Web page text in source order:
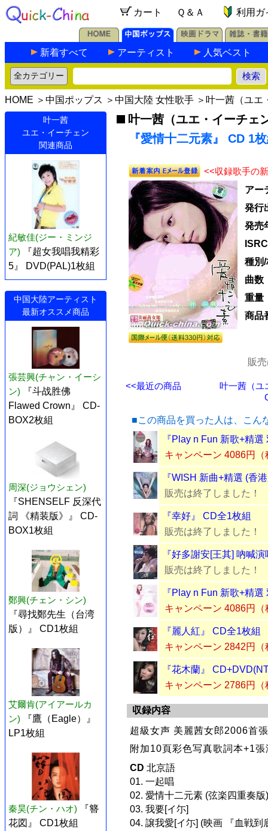
カート Ｑ＆Ａ 利用ガ
新着すべて アーティスト 人気ベスト
HOME ＞ 中国ポップス ＞ 中国大陸 女性歌手 ＞ 叶一茜（ユエ
叶一茜
ユエ・イーチェン
関連商品
紀敏佳(ジー・ミンジ
ア)
『超女我唱我精彩
5』 DVD(PAL)1枚組
中国大陸アーティスト
最新オススメ商品
張芸興(チャン・イーシ
ン)
『斗战胜佛
Flawed Crown』 CD-
BOX2枚組
周深(ジョウシェン)
『SHENSELF 反深代
詞 《精装版》』 CD-
BOX1枚組
鄭興(チェン・シン)
『尋找鄭先生（台湾
版）』 CD1枚組
艾爾肯(アイアールカ
ン)
『鷹（Eagle）』
LP1枚組
秦昊(チン・ハオ)
『簪
花図』 CD1枚組
叶一茜（ユエ・イーチェ
『愛情十二元素』 CD 1
<<収録歌手の
アー
発行
発売
種別
曲数
重量
商品
販
<<最近の商品
叶一茜（ユ
■この商品を買った人は、こん
『Play n Fun 新歌+精
キャンペーン 4086円（
『WISH 新曲+精選 (香
販売は終了しました！
『幸好』 CD全1枚組
販売は終了しました！
『好多謝安[王其] 吶喊
販売は終了しました！
『Play n Fun 新歌+精
キャンペーン 4086円（
『麗人紅』 CD全1枚組
キャンペーン 2842円（
『花木蘭』
キャンペーン 2786円（
収録内容
超級女声 美麗茜女郎2006首
附加10頁彩色写真歌詞本+1張
CD 北京語
01. 一起唱
02. 愛情十二元素 (弦楽四重奏版)
03. 我要[イ尓]
04. 譲我愛[イ尓] (映画 『血戦到